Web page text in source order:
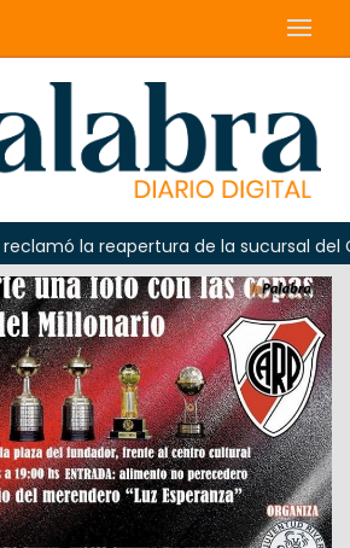
la reapertura de la sucursal del